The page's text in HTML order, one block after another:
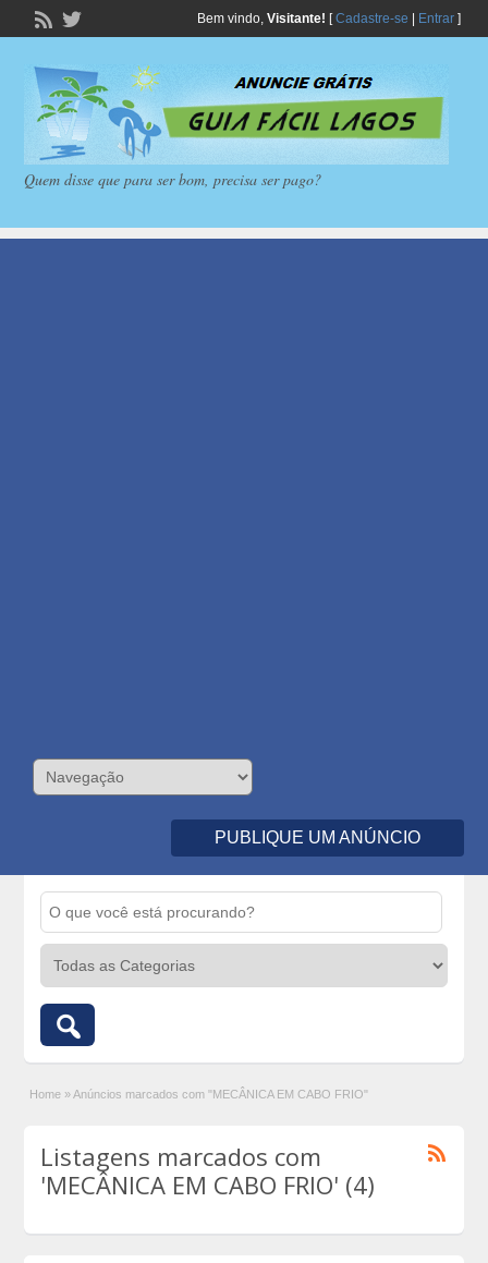
Bem vindo, Visitante! [Cadastre-se Entrar]
Quem disse que para ser bom, precisa ser pago?
PUBLIQUE UM ANÚNCIO
Home » Anúncios marcados com "MECÂNICA EM CABO FRIO"
Listagens marcados com
'MECÂNICA EM CABO FRIO' (4)